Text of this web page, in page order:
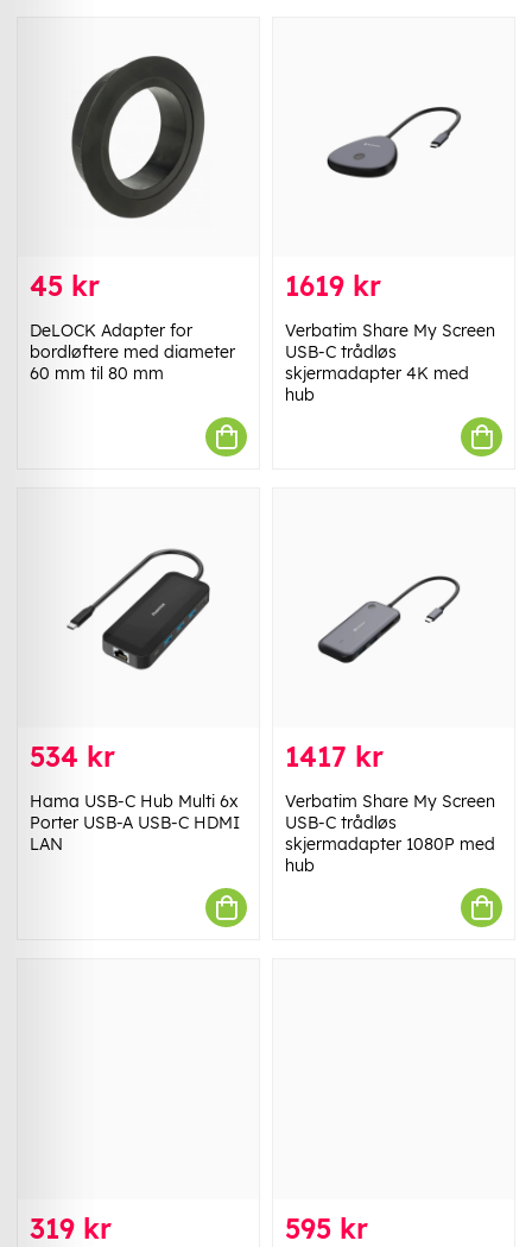
45 kr
DeLOCK Adapter for
bordløftere med diameter
60 mm til 80 mm
1619 kr
Verbatim Share My Screen
USB-C trådløs
skjermadapter 4K med
hub
534 kr
Hama USB-C Hub Multi 6x
Porter USB-A USB-C HDMI
LAN
1417 kr
Verbatim Share My Screen
USB-C trådløs
skjermadapter 1080P med
hub
319 kr 595 kr